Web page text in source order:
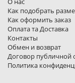
Как подобрать
Как оформить заказ
Оплата та Доставка
Контакты
Обмен и возврат
Договор публичной
Политика